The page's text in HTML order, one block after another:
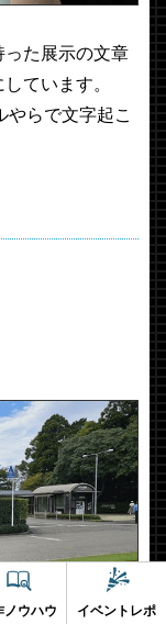
ノウハウ イベントレポ
た展示の文章
ています。
らで文字起こ